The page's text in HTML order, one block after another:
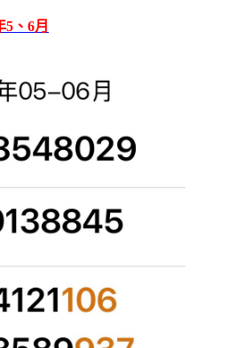
、6月